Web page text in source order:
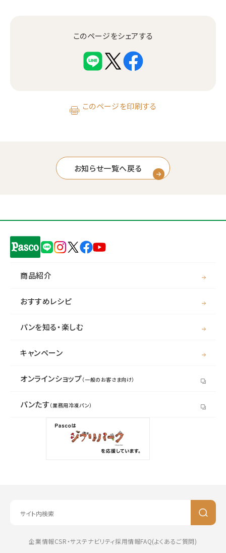
このページをシェアする
このページを印刷する
お知らせ一覧へ戻る
商品紹介
おすすめレシピ
パンを知る・楽しむ
キャンペーン
オンラインショップ（一般のお客さま向け）
パンたす （業務用冷凍パン）
企業情報CSR・サステナビリティ採用情報FAQ(よくあるご質問)